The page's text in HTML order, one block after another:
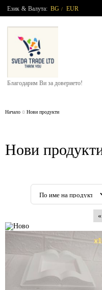
Език & Валута: BG / EUR
Благодарим Ви за доверието!
Начало Нови продукти
Нови
«